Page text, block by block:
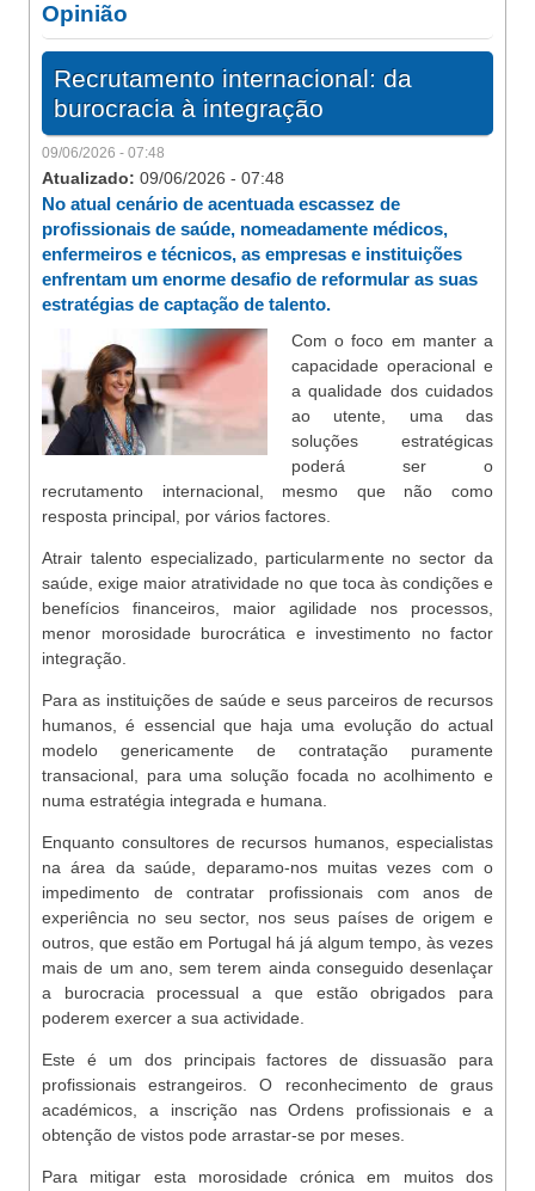
Opinião
Recrutamento internacional: da
burocracia à integração
09/06/2026 - 07:48
Atualizado: 09/06/2026 - 07:48
No atual cenário de acentuada escassez de
profissionais de saúde, nomeadamente médicos,
enfermeiros e técnicos, as empresas e instituições
enfrentam um enorme desafio de reformular as suas
estratégias de captação de talento.
Com o foco em manter a
capacidade operacional e
a qualidade dos cuidados
ao utente, uma das
soluções estratégicas
poderá ser o
recrutamento internacional, mesmo que não como
resposta principal, por vários factores.
Atrair talento especializado, particularmente no sector da
saúde, exige maior atratividade no que toca às condições e
benefícios financeiros, maior agilidade nos processos,
menor morosidade burocrática e investimento no factor
integração.
Para as instituições de saúde e seus parceiros de recursos
humanos, é essencial que haja uma evolução do actual
modelo genericamente de contratação puramente
transacional, para uma solução focada no acolhimento e
numa estratégia integrada e humana.
Enquanto consultores de recursos humanos, especialistas
na área da saúde, deparamo-nos muitas vezes com o
impedimento de contratar profissionais com anos de
experiência no seu sector, nos seus países de origem e
outros, que estão em Portugal há já algum tempo, às vezes
mais de um ano, sem terem ainda conseguido desenlaçar
a burocracia processual a que estão obrigados para
poderem exercer a sua actividade.
Este é um dos principais factores de dissuasão para
profissionais estrangeiros. O reconhecimento de graus
académicos, a inscrição nas Ordens profissionais e a
obtenção de vistos pode arrastar-se por meses.
Para mitigar esta morosidade crónica em muitos dos